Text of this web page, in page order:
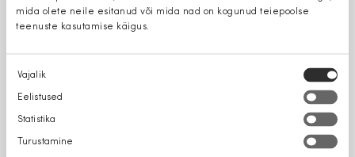
mida olete neile esitanud või mida nad on kogunud teiepoolse
teenuste kasutamise käigus.
Nõusoleku
valik
Vajalik
Eelistused
Statistika
Turustamine